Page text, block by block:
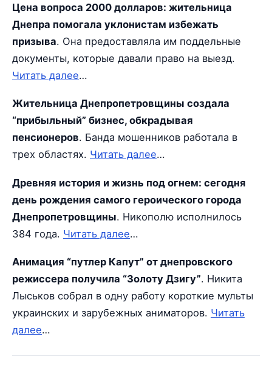
Цена вопроса 2000 долларов: жительница
Днепра помогала уклонистам избежать
призыва. Она предоставляла им поддельные
документы, которые давали право на выезд.
Читать далее…
Жительница Днепропетровщины создала
“прибыльный” бизнес, обкрадывая
пенсионеров. Банда мошенников работала в
трех областях. Читать далее…
Древняя история и жизнь под огнем: сегодня
день рождения самого героического города
Днепропетровщины. Никополю исполнилось
384 года. Читать далее…
Анимация “путлер Капут” от днепровского
режиссера получила “Золоту Дзигу”. Никита
Лыськов собрал в одну работу короткие мульты
украинских и зарубежных аниматоров. Читать
далее…